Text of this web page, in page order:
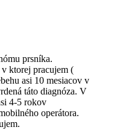
prsníka.
ktorej pracujem (
asi 10 mesiacov v
táto diagnóza. V
4-5 rokov
operátora.